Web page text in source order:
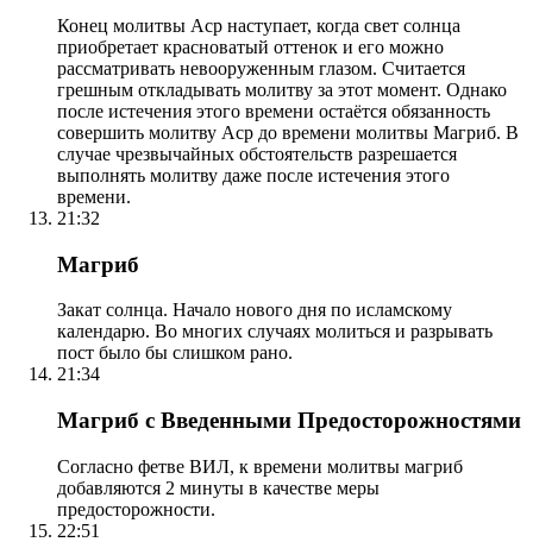
Конец молитвы Аср наступает, когда свет солнца
приобретает красноватый оттенок и его можно
рассматривать невооруженным глазом. Считается
грешным откладывать молитву за этот момент. Однако
после истечения этого времени остаётся обязанность
совершить молитву Аср до времени молитвы Магриб. В
случае чрезвычайных обстоятельств разрешается
выполнять молитву даже после истечения этого
времени.
21:32
Магриб
Закат солнца. Начало нового дня по исламскому
календарю. Во многих случаях молиться и разрывать
пост было бы слишком рано.
21:34
Магриб с Введенными Предосторожностями
Согласно фетве ВИЛ, к времени молитвы магриб
добавляются 2 минуты в качестве меры
предосторожности.
22:51